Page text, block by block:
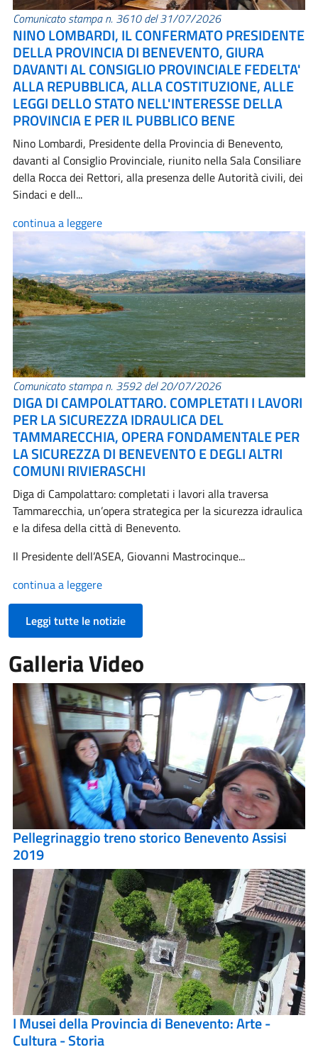
Comunicato stampa n. 3610 del 31/07/2026
NINO LOMBARDI, IL CONFERMATO PRESIDENTE
DELLA PROVINCIA DI BENEVENTO, GIURA
DAVANTI AL CONSIGLIO PROVINCIALE FEDELTA'
ALLA REPUBBLICA, ALLA COSTITUZIONE, ALLE
LEGGI DELLO STATO NELL'INTERESSE DELLA
PROVINCIA E PER IL PUBBLICO BENE
Nino Lombardi, Presidente della Provincia di Benevento,
davanti al Consiglio Provinciale, riunito nella Sala Consiliare
della Rocca dei Rettori, alla presenza delle Autorità civili, dei
Sindaci e dell...
continua a leggere
Comunicato stampa n. 3592 del 20/07/2026
DIGA DI CAMPOLATTARO. COMPLETATI I LAVORI
PER LA SICUREZZA IDRAULICA DEL
TAMMARECCHIA, OPERA FONDAMENTALE PER
LA SICUREZZA DI BENEVENTO E DEGLI ALTRI
COMUNI RIVIERASCHI
Diga di Campolattaro: completati i lavori alla traversa
Tammarecchia, un’opera strategica per la sicurezza idraulica
e la difesa della città di Benevento.
Il Presidente dell’ASEA, Giovanni Mastrocinque...
continua a leggere
Leggi tutte le notizie
Galleria Video
Pellegrinaggio treno storico Benevento Assisi
2019
I Musei della Provincia di Benevento: Arte -
Cultura - Storia